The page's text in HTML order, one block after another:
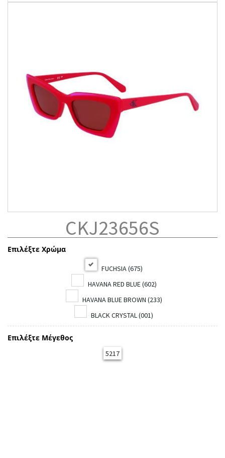
CKJ23656S
Επιλέξτε Χρώμα
FUCHSIA (675)
HAVANA RED BLUE (602)
HAVANA BLUE BROWN (233)
BLACK CRYSTAL (001)
Επιλέξτε Μέγεθος
5217